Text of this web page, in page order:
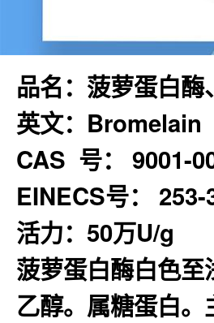
品名：菠萝蛋白
英文：Bromelain
CAS 号： 9001-
EINECS号： 253-
活力：50万U/g
菠萝蛋白酶白色
乙醇。属糖蛋白